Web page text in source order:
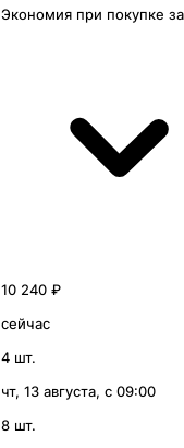
Экономия при покупке
10 240 ₽
сейчас
4 шт.
чт, 13 августа, с 09:00
8 шт.